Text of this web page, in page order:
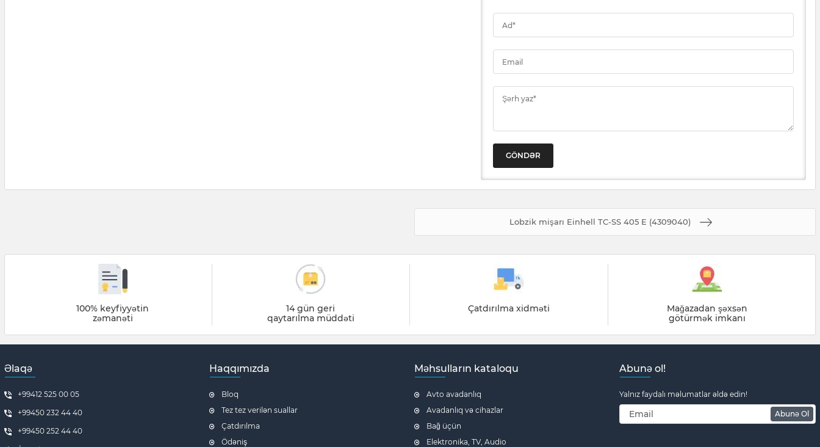
Ad*
Email
Şərh yaz*
Lobzik mişarı Einhell TC-SS 405 E (4309040)
100% keyfiyyətin
zəmanəti
14 gün geri
qaytarılma müddəti
Çatdırılma xidməti
Mağazadan şəxsən
götürmək imkanı
Əlaqə
+99412 525 00 05
+99450 232 44 40
+99450 252 44 40
Haqqımızda
Bloq
Tez tez verilən suallar
Çatdırılma
Ödəniş
Məhsulların kataloqu
Avto avadanlıq
Avadanlıq və cihazlar
Bağ üçün
Elektronika, TV, Audio
Abunə ol!
Yalnız faydalı məlumatlar əldə edin!
Abunə Ol